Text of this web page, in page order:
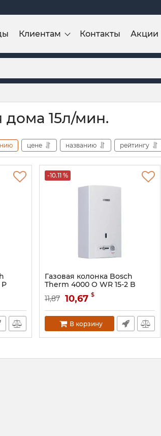
Клиентам Контакты Акции
дома 15л/мин.
цене названию рейтингу
-10.11 %
Газовая колонка Bosch
Therm 4000 O WR 15-2 B
Артикул: 7703331748
11,87 10,67 $
В корзину